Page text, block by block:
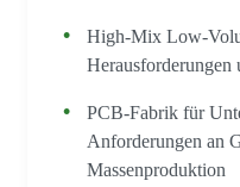
High-Mix Low-
Herausforderungen
PCB-Fabrik für
Anforderungen an
Massenproduktion